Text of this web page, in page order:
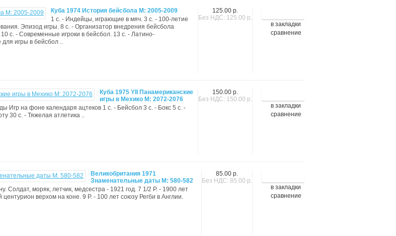
в закладки
сравнение
125.00 р.
Без НДС: 125.00 р.
Куба 1974 История бейсбола М: 2005-2009
1 с. - Индейцы, играющие в мяч. 3 с. - 100-летие
Эпизод игры. 8 с. - Организатор внедрения бейсбола
с. - Современные игроки в бейсбол. 13 с. - Латино-
для игры в бейсбол ..
в закладки
сравнение
150.00 р.
Без НДС: 150.00 р.
Куба 1975 YII Панамериканские
игры в Мехико М: 2072-2076
Игр на фоне календаря ацтеков 1 с. - Бейсбол 3 с. - Бокс 5 с. -
30 с. - Тяжелая атлетика ..
в закладки
сравнение
85.00 р.
Без НДС: 85.00 р.
Великобритания 1971
Знаменательные даты M: 580-582
Солдат, моряк, летчик, медсестра - 1921 год. 7 1/2 Р. - 1900 лет
верхом на коне. 9 Р. - 100 лет союзу Регби в Англии.